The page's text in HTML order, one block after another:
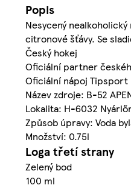
Popis
Nesycený
citronové šťávy. Se
Český hokej
Oficiální partner
Oficiální nápoj Tipsport
Název zdroje: B-52
Lokalita: H-6032
Způsob úpravy: Voda
Množství: 0.75l
Loga třetí strany
Zelený bod
100 ml